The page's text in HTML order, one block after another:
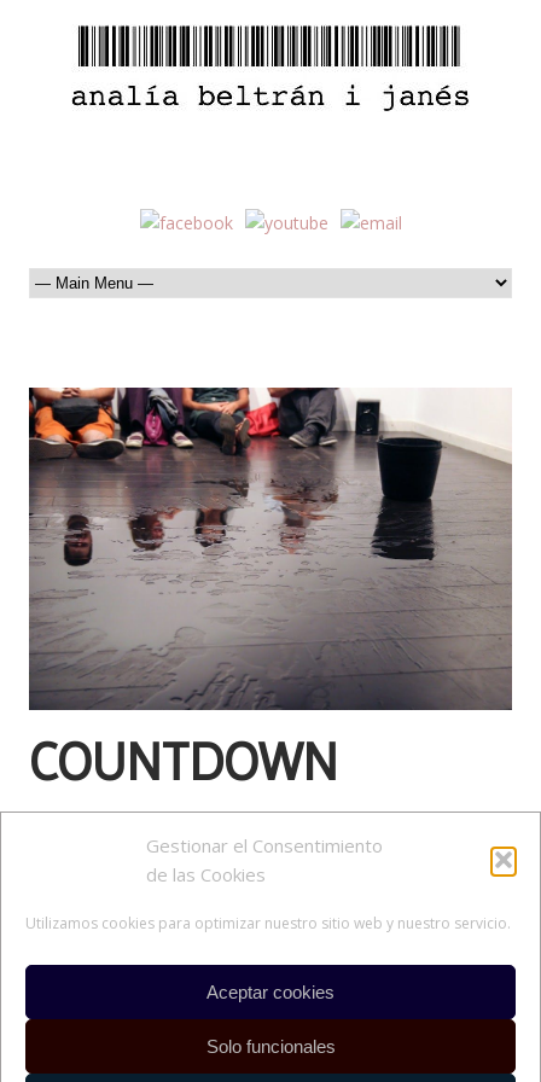
Gestionar el Consentimiento
de las Cookies
Utilizamos cookies para optimizar nuestro sitio web y nuestro servicio.
Aceptar cookies
Solo funcionales
COUNTDOWN
September 15th, 2009